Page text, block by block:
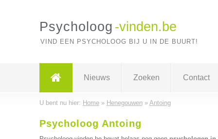
Psycholoog -vinden.be
VIND EEN PSYCHOLOOG BIJ U IN DE BUURT!
Nieuws Zoeken Contact
U bent nu hier: Home» Henegouwen» Antoing
Psycholoog Antoing